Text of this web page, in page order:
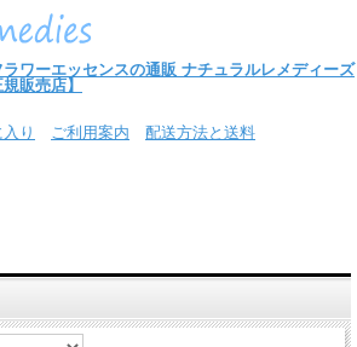
ワーエッセンスの通販 ナチュラルレメディーズ
販売店】
り ご利用案内 配送方法と送料